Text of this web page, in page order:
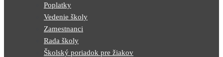
Poplatky
Vedenie školy
Zamestnanci
Rada školy
Školský poriadok pre žiakov